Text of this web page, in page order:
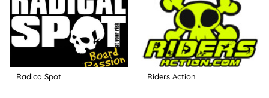
Radica Spot Riders Action